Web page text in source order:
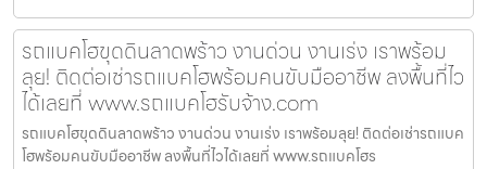
รถแบคโฮขุดดินลาดพร้าว งานด่วน งานเร่ง เราพร้อม
ลุย! ติดต่อเช่ารถแบคโฮพร้อมคนขับมืออาชีพ ลงพื้นที่ไว
ได้เลยที่ www.รถแบคโฮรับจ้าง.com
รถแบคโฮขุดดินลาดพร้าว งานด่วน งานเร่ง เราพร้อมลุย! ติดต่อเช่ารถแบค
โฮพร้อมคนขับมืออาชีพ ลงพื้นที่ไวได้เลยที่ www.รถแบคโฮร